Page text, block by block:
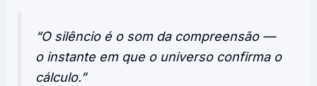
“O silêncio é o som da compreensão —
o instante em que o universo confirma o
cálculo.”